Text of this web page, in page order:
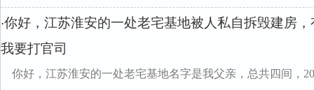
·你好，江苏淮安的一处老宅基地被人私自拆毁建房
我要打官司
你好，江苏淮安的一处老宅基地名字是我父亲，总共四间，